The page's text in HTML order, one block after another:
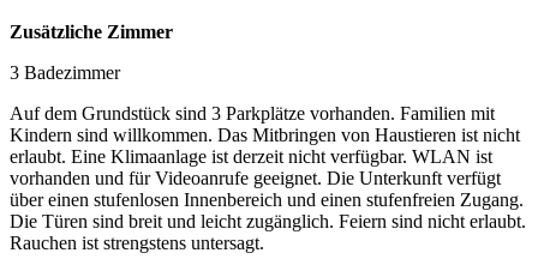
Zusätzliche Zimmer
3 Badezimmer
Auf dem Grundstück sind 3 Parkplätze vorhanden. Familien mit
Kindern sind willkommen. Das Mitbringen von Haustieren ist nicht
erlaubt. Eine Klimaanlage ist derzeit nicht verfügbar. WLAN ist
vorhanden und für Videoanrufe geeignet. Die Unterkunft verfügt
über einen stufenlosen Innenbereich und einen stufenfreien Zugang.
Die Türen sind breit und leicht zugänglich. Feiern sind nicht erlaubt.
Rauchen ist strengstens untersagt.